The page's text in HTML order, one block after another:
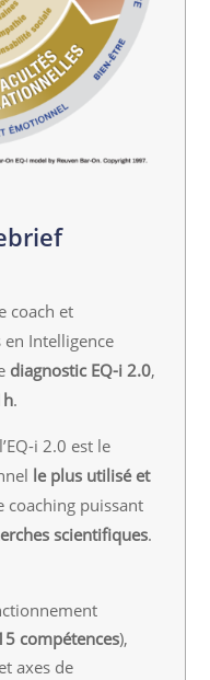
coach et
Intelligence
diagnostic EQ-i 2.0,
.
i 2.0 est le
le plus utilisé et
coaching puissant
scientifiques.
compétences),
et axes de